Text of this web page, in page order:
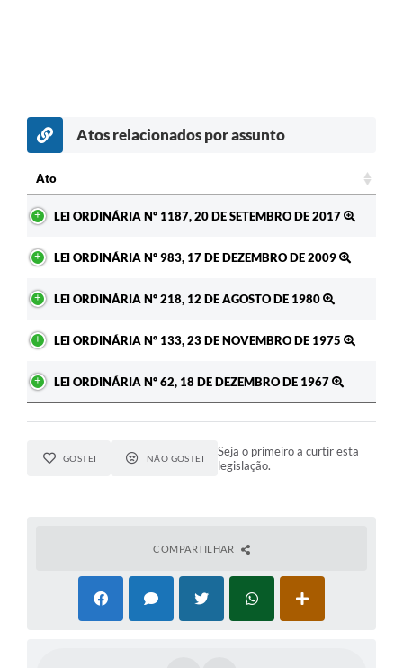
Atos relacionados por assunto
Ato
LEI ORDINÁRIA Nº 1187, 20 DE SETEMBRO DE 2017
LEI ORDINÁRIA Nº 983, 17 DE DEZEMBRO DE 2009
LEI ORDINÁRIA Nº 218, 12 DE AGOSTO DE 1980
LEI ORDINÁRIA Nº 133, 23 DE NOVEMBRO DE 1975
LEI ORDINÁRIA Nº 62, 18 DE DEZEMBRO DE 1967
GOSTEI NÃO GOSTEI
Seja o primeiro a curtir esta
legislação.
COMPARTILHAR